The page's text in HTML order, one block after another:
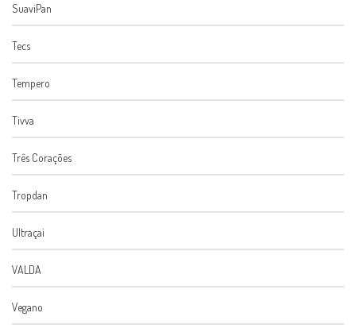
SuaviPan
Tecs
Tempero
Tivva
Três Corações
Tropdan
Ultraçai
VALDA
Vegano